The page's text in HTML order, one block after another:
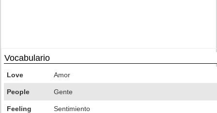
Vocabulario
Love Amor
People Gente
Feeling Sentimiento